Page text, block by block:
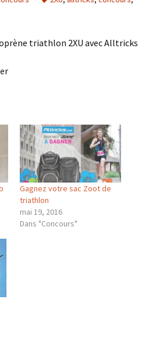
triathlon 2XU avec Alltricks
Gagnez votre sac Zoot de
triathlon
mai 19, 2016
Dans "Concours"